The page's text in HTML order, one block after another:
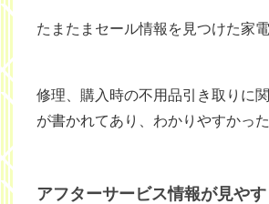
たまたまセール情報を見つけた家電
修理、購入時の不用品引き取りに
が書かれてあり、わかりやすかった
アフターサービス情報が見や